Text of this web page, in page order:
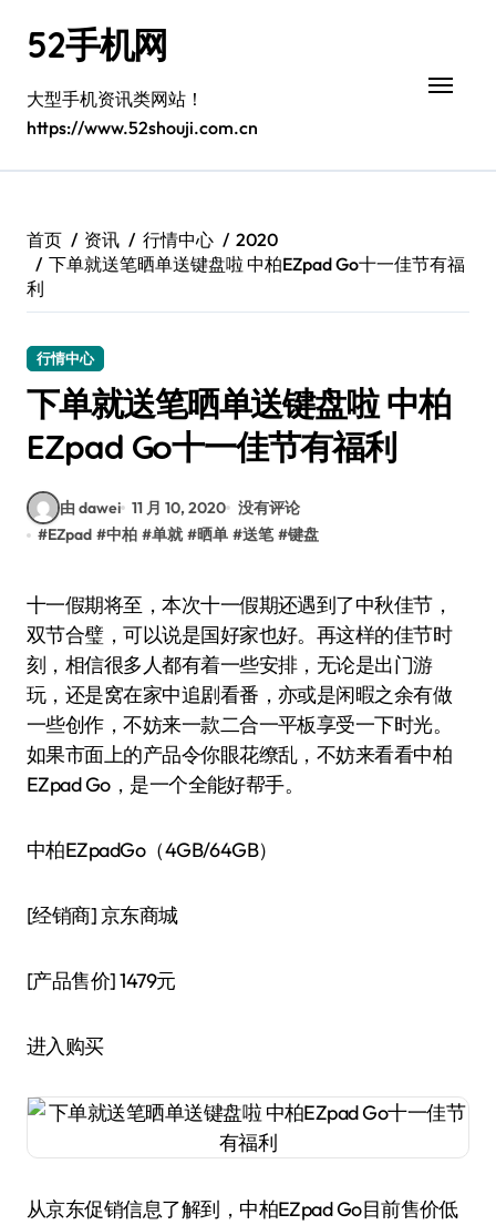
52手机网
大型手机资讯类网站！
https://www.52shouji.com.cn
首页 资讯 行情中心
2020
下单就送笔晒单送键盘啦 中柏EZpad Go十一佳节有福
利
行情中心
下单就送笔晒单送键盘啦 中柏
EZpad Go十一佳节有福利
由 dawei 11 月 10, 2020 没有评论
#EZpad #中柏 #单就 #晒单 #送笔 #键盘
十一假期将至，本次十一假期还遇到了中秋佳节，
双节合璧，可以说是国好家也好。再这样的佳节时
刻，相信很多人都有着一些安排，无论是出门游
玩，还是窝在家中追剧看番，亦或是闲暇之余有做
一些创作，不妨来一款二合一平板享受一下时光。
如果市面上的产品令你眼花缭乱，不妨来看看中柏
EZpad Go，是一个全能好帮手。
中柏EZpadGo（4GB/64GB）
[经销商]京东商城
[产品售价]1479元
进入购买
从京东促销信息了解到，中柏EZpad Go目前售价低